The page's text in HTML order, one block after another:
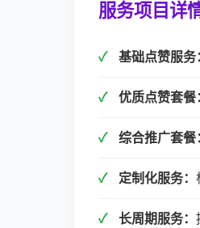
服务项目详
基础点赞服务
优质点赞套餐
综合推广套餐
定制化服务：
长周期服务：